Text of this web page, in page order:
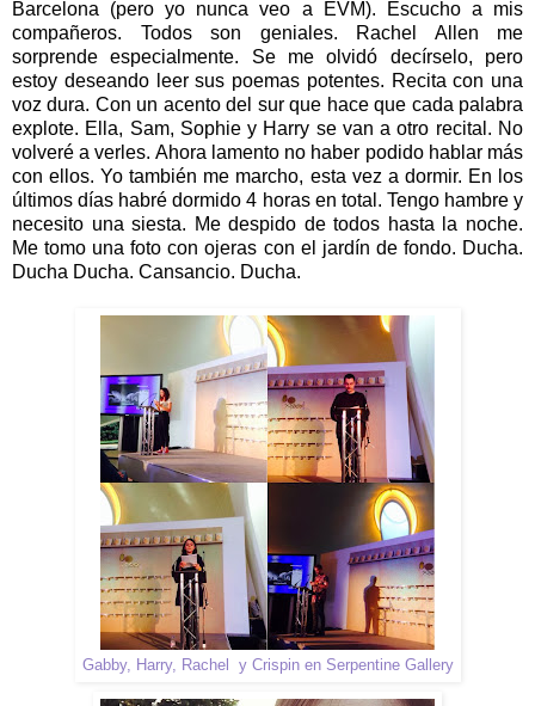
Barcelona (pero yo nunca veo a EVM). Escucho a mis
compañeros. Todos son geniales. Rachel Allen me
sorprende especialmente. Se me olvidó decírselo, pero
estoy deseando leer sus poemas potentes. Recita con una
voz dura. Con un acento del sur que hace que cada palabra
explote. Ella, Sam, Sophie y Harry se van a otro recital. No
volveré a verles. Ahora lamento no haber podido hablar más
con ellos. Yo también me marcho, esta vez a dormir. En los
últimos días habré dormido 4 horas en total. Tengo hambre y
necesito una siesta. Me despido de todos hasta la noche.
Me tomo una foto con ojeras con el jardín de fondo. Ducha.
Ducha Ducha. Cansancio. Ducha.
Gabby, Harry, Rachel y Crispin en Serpentine Gallery